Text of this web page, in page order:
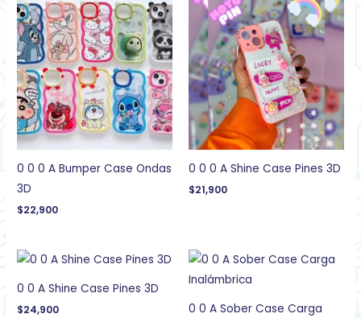
0 0 0 A Bumper Case Ondas
3D
$22,900
0 0 0 A Shine Case Pines 3D
$21,900
0 0 A Shine Case Pines 3D
$24,900
0 0 A Sober Case Carga